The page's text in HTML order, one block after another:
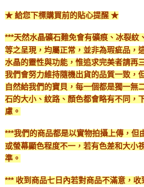
★ 給您下標購買前的貼心提醒 ★
***天然水晶礦石難免會有礦痕、冰裂紋
等之呈現，均屬正常，並非為瑕疵品，
水晶的靈性與功能，惟追求完美者請再
我們會努力維持隨機出貨的品質一致，
自然給我們的寶貝，每一個都是獨一無
石的大小、紋路、顏色都會略有不同，
慮。
***我們的商品都是以實物拍攝上傳，但
或螢幕顯色程度不一，若有色差和大小
準。
*** 收到商品七日內若對商品不滿意，